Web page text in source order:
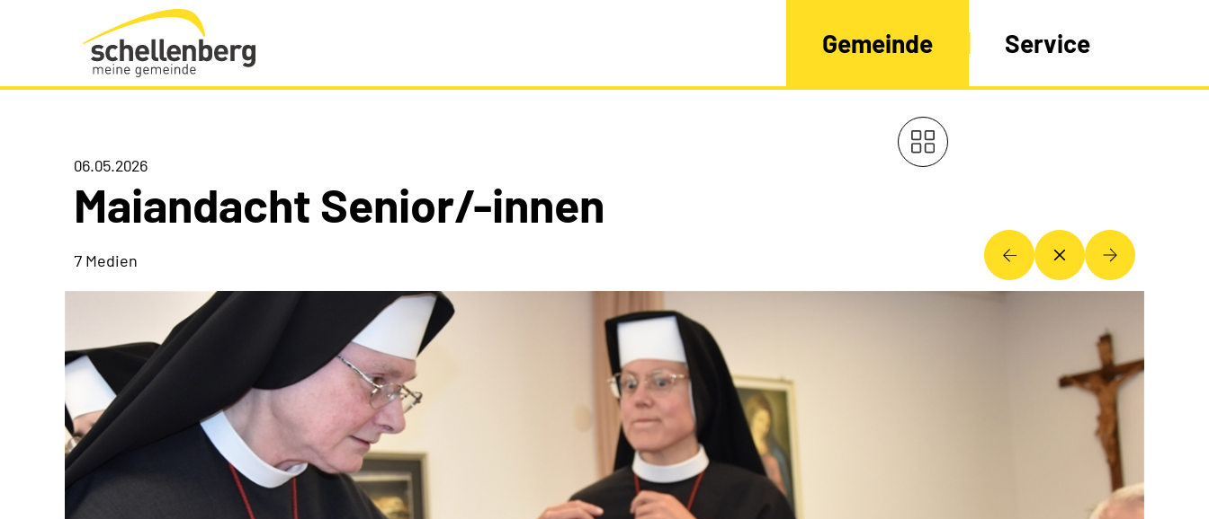
Gemeinde Schellenberg Startseite
Gemeinde Service
06.05.2026
Maiandacht Senior/-innen
7 Medien